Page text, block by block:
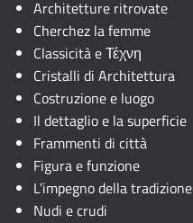
Architetture ritrovate
Cherchez la femme
Classicità e Τέχνη
Cristalli di Architettura
Costruzione e luogo
Il dettaglio e la superficie
Frammenti di città
Figura e funzione
L’impegno della tradizione
Nudi e crudi